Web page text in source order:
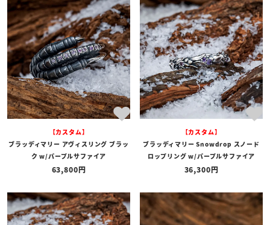
【カスタム】
ブラッディマリー アヴィスリング ブラッ
ク w/パープルサファイア
63,800
【カスタム】
ブラッディマリー Snowdrop スノード
ロップリング w/パープルサファイア
36,300